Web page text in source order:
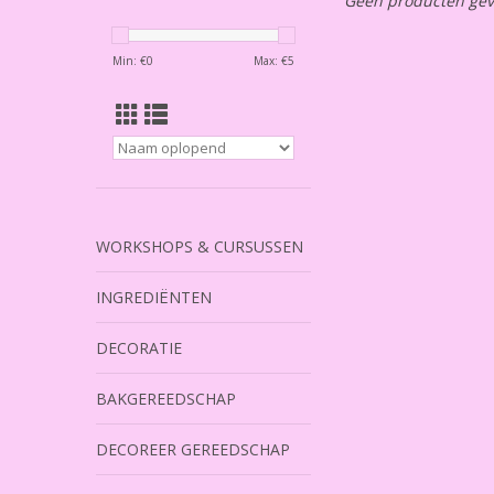
Min: €0 Max: €5
WORKSHOPS & CURSUSSEN
INGREDIËNTEN
DECORATIE
BAKGEREEDSCHAP
DECOREER GEREEDSCHAP